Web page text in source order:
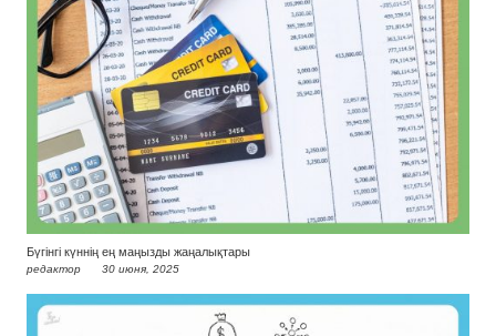
Бүгінгі күннің ең маңызды жаңалықтары
редактор 30 июня, 2025